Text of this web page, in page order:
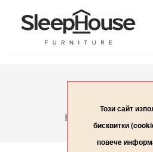
Начало Вход/
Този сайт
бисквитки
повече